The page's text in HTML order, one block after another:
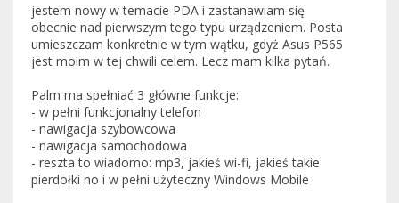
jestem nowy w temacie PDA i zastanawiam się
obecnie nad pierwszym tego typu urządzeniem. Posta
umieszczam konkretnie w tym wątku, gdyż Asus P565
jest moim w tej chwili celem. Lecz mam kilka pytań.
Palm ma spełniać 3 główne funkcje:
- w pełni funkcjonalny telefon
- nawigacja szybowcowa
- nawigacja samochodowa
- reszta to wiadomo: mp3, jakieś wi-fi, jakieś takie
pierdołki no i w pełni użyteczny Windows Mobile